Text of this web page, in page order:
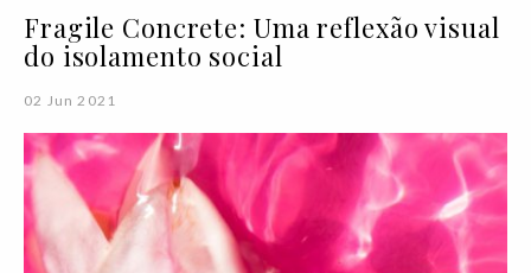
Fragile Concrete: Uma reflexão visual
do isolamento social
02 Jun 2021